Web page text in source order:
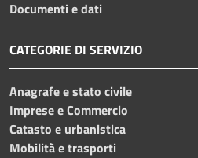
Documenti e dati
CATEGORIE DI SERVIZIO
Anagrafe e stato civile
Imprese e Commercio
Catasto e urbanistica
Mobilità e trasporti